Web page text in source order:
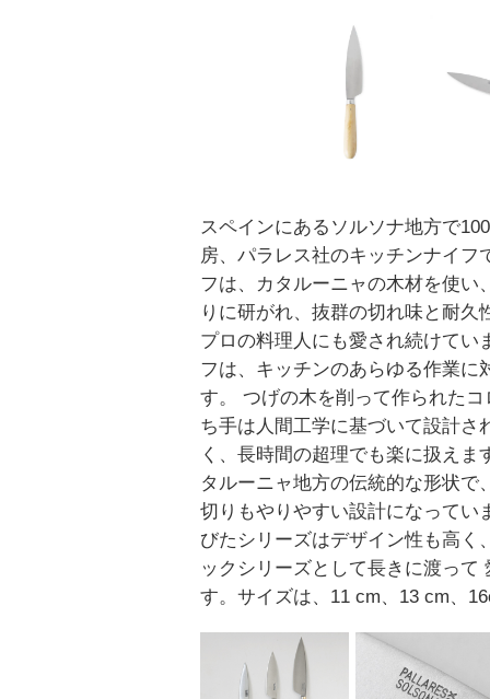
スペインにあるソルソナ地方で
房、パラレス社のキッチンナイフ
フは、カタルーニャの木材を使い
りに研がれ、抜群の切れ味と耐久
プロの料理人にも愛され続けてい
フは、キッチンのあらゆる作業に
す。 つげの木を削って作られた
ち手は人間工学に基づいて設計さ
く、長時間の超理でも楽に扱えま
タルーニャ地方の伝統的な形状で
切りもやりやすい設計になってい
びたシリーズはデザイン性も高く
ックシリーズとして長きに渡って
す。サイズは、11 cm、13 cm、